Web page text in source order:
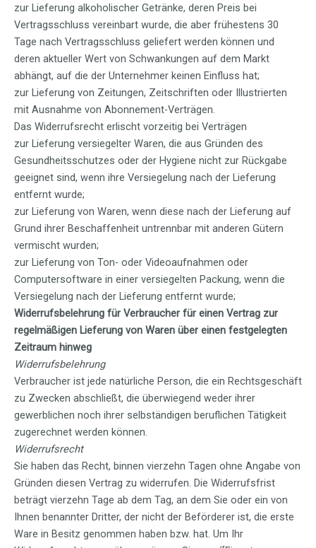
zur Lieferung alkoholischer Getränke, deren Preis bei
Vertragsschluss vereinbart wurde, die aber frühestens 30
Tage nach Vertragsschluss geliefert werden können und
deren aktueller Wert von Schwankungen auf dem Markt
abhängt, auf die der Unternehmer keinen Einfluss hat;
zur Lieferung von Zeitungen, Zeitschriften oder Illustrierten
mit Ausnahme von Abonnement-Verträgen.
Das Widerrufsrecht erlischt vorzeitig bei Verträgen
zur Lieferung versiegelter Waren, die aus Gründen des
Gesundheitsschutzes oder der Hygiene nicht zur Rückgabe
geeignet sind, wenn ihre Versiegelung nach der Lieferung
entfernt wurde;
zur Lieferung von Waren, wenn diese nach der Lieferung auf
Grund ihrer Beschaffenheit untrennbar mit anderen Gütern
vermischt wurden;
zur Lieferung von Ton- oder Videoaufnahmen oder
Computersoftware in einer versiegelten Packung, wenn die
Versiegelung nach der Lieferung entfernt wurde;
Widerrufsbelehrung für Verbraucher für einen Vertrag zur
regelmäßigen Lieferung von Waren über einen festgelegten
Zeitraum hinweg
Widerrufsbelehrung
Verbraucher ist jede natürliche Person, die ein Rechtsgeschäft
zu Zwecken abschließt, die überwiegend weder ihrer
gewerblichen noch ihrer selbständigen beruflichen Tätigkeit
zugerechnet werden können.
Widerrufsrecht
Sie haben das Recht, binnen vierzehn Tagen ohne Angabe von
Gründen diesen Vertrag zu widerrufen. Die Widerrufsfrist
beträgt vierzehn Tage ab dem Tag, an dem Sie oder ein von
Ihnen benannter Dritter, der nicht der Beförderer ist, die erste
Ware in Besitz genommen haben bzw. hat. Um Ihr